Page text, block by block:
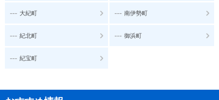
--- 大紀町 --- 南伊勢町
--- 紀北町 --- 御浜町
--- 紀宝町